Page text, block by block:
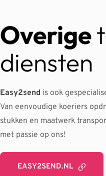
Overige
diensten
Easy2send is ook
Van eenvoudige koeriers
stukken en maatwerk
met passie op ons!
EASY2SEND.NL